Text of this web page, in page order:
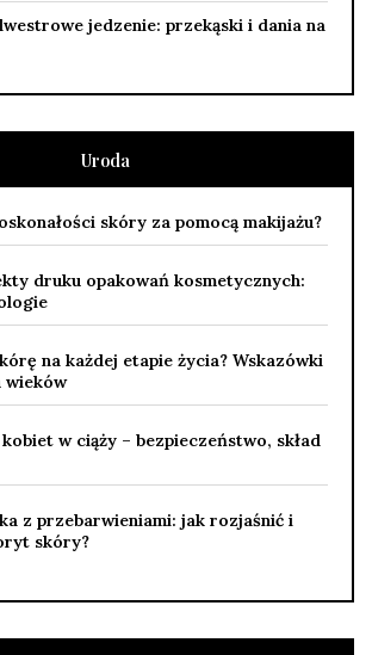
jedzenie: przekąski i dania na
Uroda
skóry za pomocą makijażu?
druku opakowań kosmetycznych:
na każdej etapie życia? Wskazówki
wieków
w ciąży – bezpieczeństwo, skład
z przebarwieniami: jak rozjaśnić i
skóry?